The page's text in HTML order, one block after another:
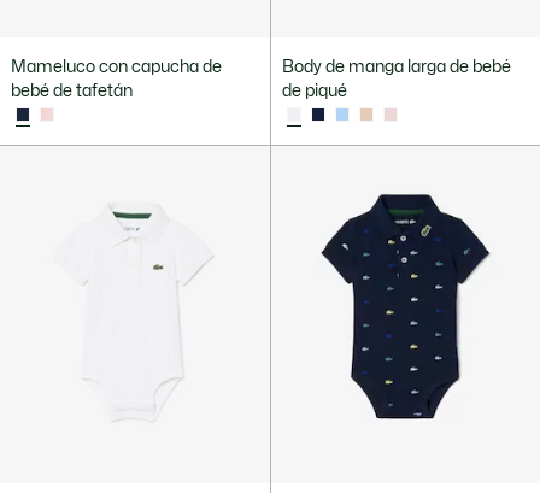
Mameluco con capucha de
bebé de tafetán
Body de manga larga de bebé
de piqué